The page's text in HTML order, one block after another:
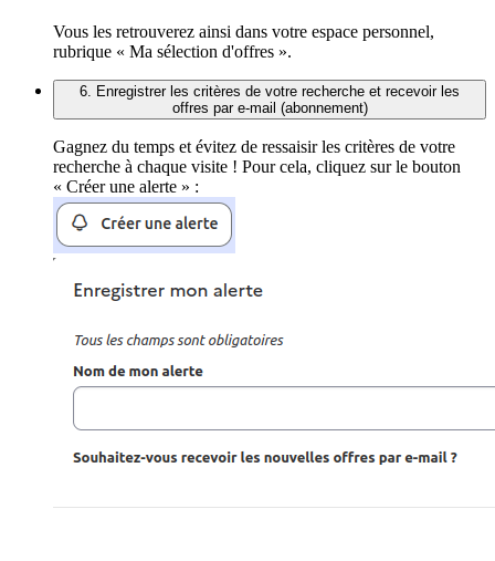
Vous les retrouverez ainsi dans votre espace personnel,
rubrique « Ma sélection d'offres ».
6. Enregistrer les critères de votre recherche et recevoir les
offres par e-mail (abonnement)
Gagnez du temps et évitez de ressaisir les critères de votre
recherche à chaque visite ! Pour cela, cliquez sur le bouton
« Créer une alerte » :